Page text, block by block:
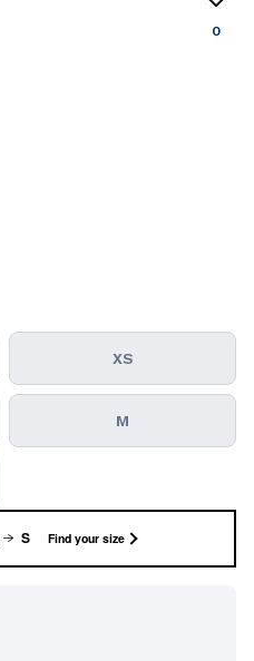
0
XS
M
S Find your size